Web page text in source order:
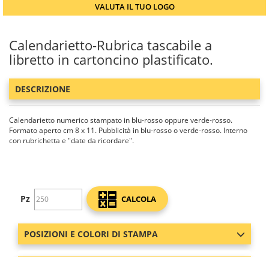
VALUTA IL TUO LOGO
Calendarietto-Rubrica tascabile a
libretto in cartoncino plastificato.
DESCRIZIONE
Calendarietto numerico stampato in blu-rosso oppure verde-rosso.
Formato aperto cm 8 x 11. Pubblicità in blu-rosso o verde-rosso. Interno
con rubrichetta e "date da ricordare".
Pz CALCOLA
POSIZIONI E COLORI DI STAMPA